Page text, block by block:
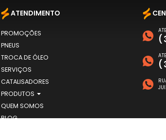
ATENDIMENTO
PROMOÇÕES
PNEUS
TROCA DE ÓLEO
SERVIÇOS
CATALISADORES
PRODUTOS
QUEM SOMOS
BLOG